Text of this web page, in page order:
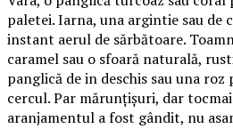
paletei. Iarna, una argintie sau de
instant aerul de sărbătoare.
caramel sau o sfoară naturală,
panglică de in deschis sau una
cercul. Par mărunțișuri, dar
aranjamentul a fost gândit, nu